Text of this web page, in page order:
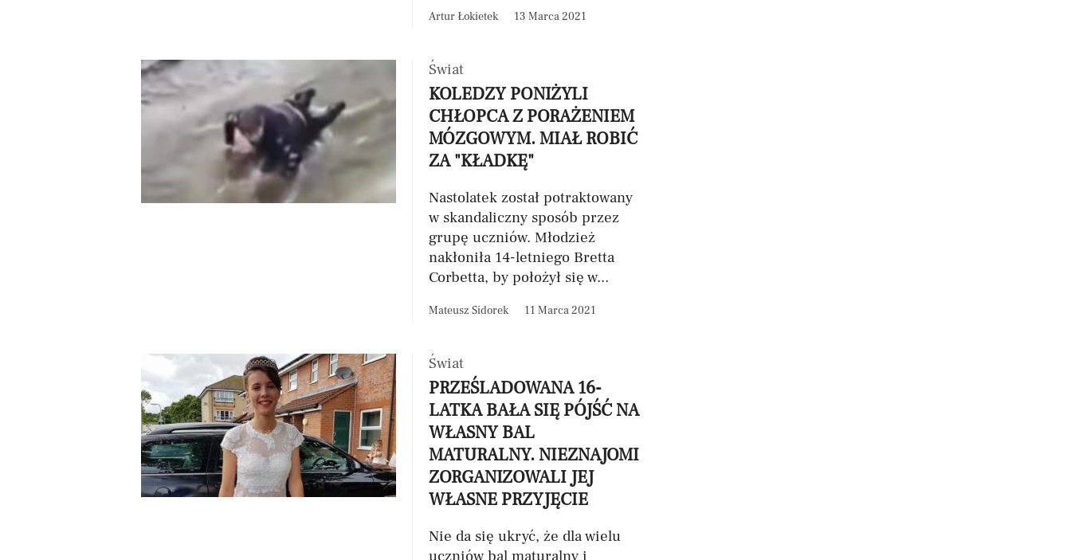
Artur Łokietek 13 Marca 2021
Świat
KOLEDZY PONIŻYLI
CHŁOPCA Z PORAŻENIEM
MÓZGOWYM. MIAŁ ROBIĆ
ZA "KŁADKĘ"
Nastolatek został potraktowany
w skandaliczny sposób przez
grupę uczniów. Młodzież
nakłoniła 14-letniego Bretta
Corbetta, by położył się w...
Mateusz Sidorek 11 Marca 2021
Świat
PRZEŚLADOWANA 16-
LATKA BAŁA SIĘ PÓJŚĆ NA
WŁASNY BAL
MATURALNY. NIEZNAJOMI
ZORGANIZOWALI JEJ
WŁASNE PRZYJĘCIE
Nie da się ukryć, że dla wielu
uczniów bal maturalny i